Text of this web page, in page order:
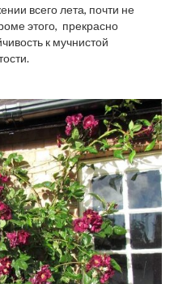
всего лета, почти не
этого, прекрасно
к мучнистой